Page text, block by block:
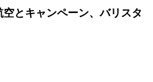
とキャンペーン、バリスタ